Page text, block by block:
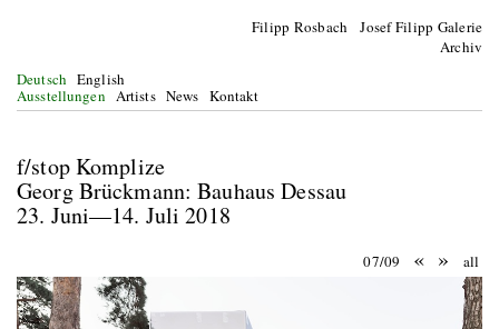
Filipp Rosbach Josef Filipp Galerie
Archiv
Deutsch English
Ausstellungen Artists News Kontakt
f/stop Komplize
Georg Brückmann: Bauhaus Dessau
23. Juni—14. Juli 2018
07/09 « » all